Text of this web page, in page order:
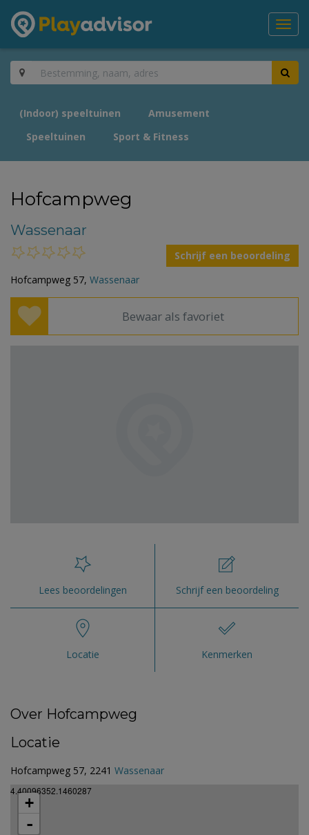
(Indoor) speeltuinen
Amusement
Speeltuinen
Sport & Fitness
Hofcampweg
Wassenaar
Schrijf een beoordeling
Hofcampweg 57, Wassenaar
Bewaar als favoriet
Lees beoordelingen Schrijf een beoordeling
Locatie Kenmerken
Over Hofcampweg
Locatie
Hofcampweg 57, 2241 Wassenaar
4.40096352.1460287
+
-